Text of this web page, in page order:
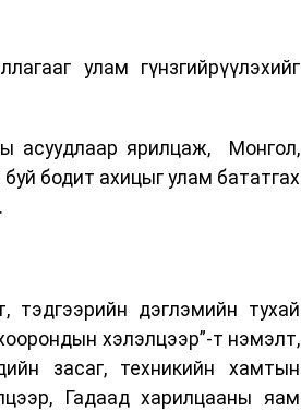
улам гүнзгийрүүлэхийг
асуудлаар ярилцаж, Монгол,
бодит ахицыг улам бататгах
тэдгээрийн дэглэмийн тухай
хэлэлцээр”-т нэмэлт,
засаг, техникийн хамтын
Гадаад харилцааны яам